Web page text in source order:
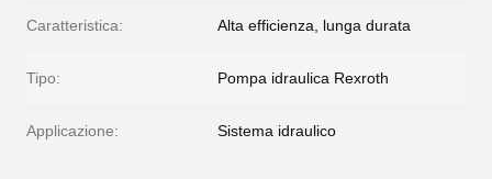
Caratteristica: Alta efficienza, lunga durata
Tipo: Pompa idraulica Rexroth
Applicazione: Sistema idraulico